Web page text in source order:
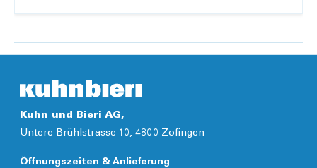
Kuhn und Bieri AG,
Untere Brühlstrasse 10, 4800 Zofingen
Öffnungszeiten & Anlieferung